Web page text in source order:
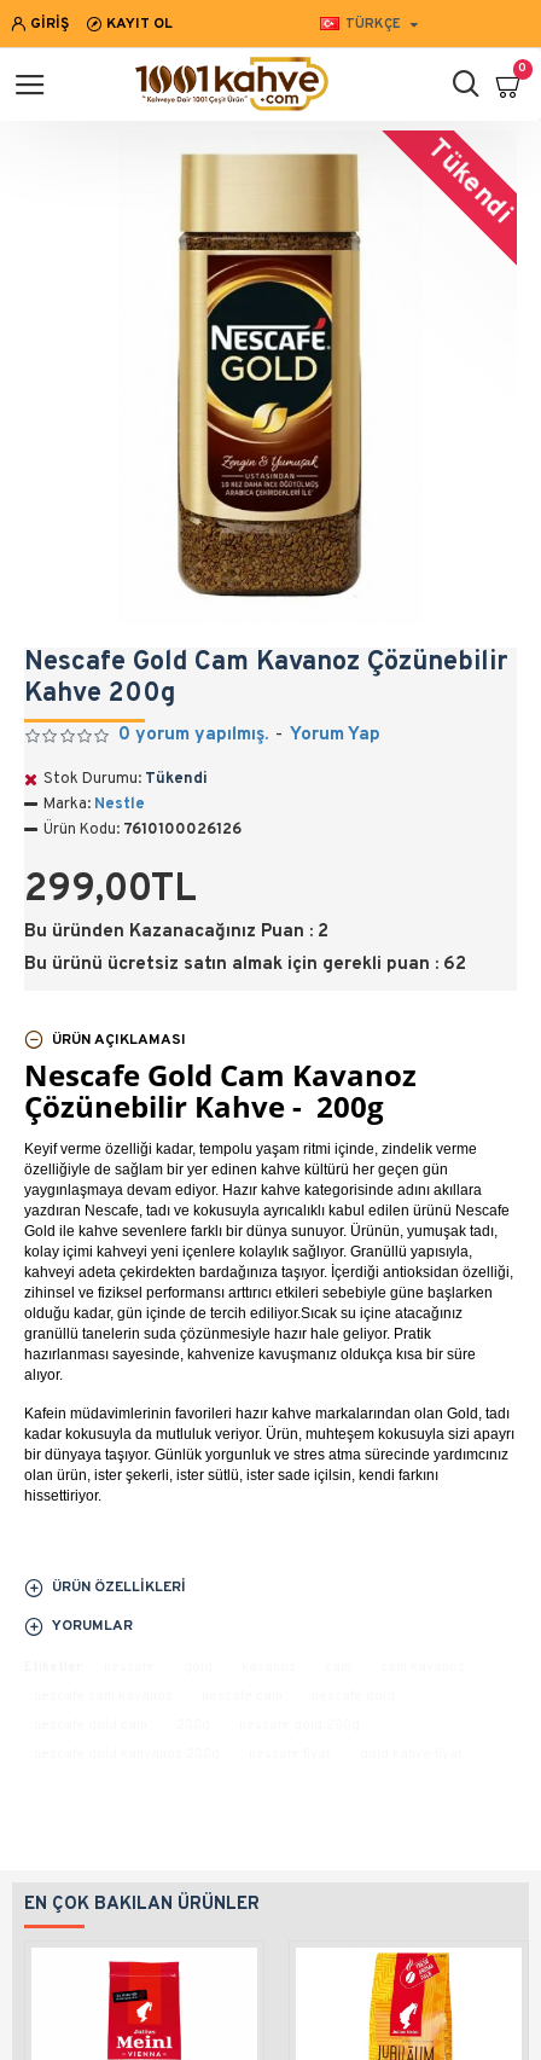
GIRIŞ KAYIT OL TÜRKÇE
0
Tükendi
Nescafe Gold Cam Kavanoz Çözünebilir
Kahve 200g
0 yorum yapılmış. - Yorum Yap
299,00TL
Bu üründen Kazanacağınız Puan : 2
Bu ürünü ücretsiz satın almak için gerekli puan : 62
Stok Durumu: Tükendi
Marka: Nestle
Ürün Kodu: 7610100026126
ÜRÜN AÇIKLAMASI
Nescafe Gold Cam Kavanoz
Çözünebilir Kahve - 200g
Keyif verme özelliği kadar, tempolu yaşam ritmi içinde, zindelik verme
özelliğiyle de sağlam bir yer edinen kahve kültürü her geçen gün
yaygınlaşmaya devam ediyor. Hazır kahve kategorisinde adını akıllara
yazdıran Nescafe, tadı ve kokusuyla ayrıcalıklı kabul edilen ürünü Nescafe
Gold ile kahve sevenlere farklı bir dünya sunuyor. Ürünün, yumuşak tadı,
kolay içimi kahveyi yeni içenlere kolaylık sağlıyor. Granüllü yapısıyla,
kahveyi adeta çekirdekten bardağınıza taşıyor. İçerdiği antioksidan özelliği,
zihinsel ve fiziksel performansı arttırıcı etkileri sebebiyle güne başlarken
olduğu kadar, gün içinde de tercih ediliyor.Sıcak su içine atacağınız
granüllü tanelerin suda çözünmesiyle hazır hale geliyor. Pratik
hazırlanması sayesinde, kahvenize kavuşmanız oldukça kısa bir süre
alıyor.
Kafein müdavimlerinin favorileri hazır kahve markalarından olan Gold, tadı
kadar kokusuyla da mutluluk veriyor. Ürün, muhteşem kokusuyla sizi apayrı
bir dünyaya taşıyor. Günlük yorgunluk ve stres atma sürecinde yardımcınız
olan ürün, ister şekerli, ister sütlü, ister sade içilsin, kendi farkını
hissettiriyor.
ÜRÜN ÖZELLIKLERI
YORUMLAR
EN ÇOK BAKILAN ÜRÜNLER